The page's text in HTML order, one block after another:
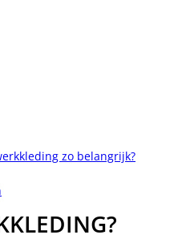
zo belangrijk?